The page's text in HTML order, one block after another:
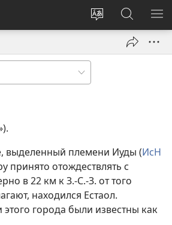
Изменить
Войти
(открывается
окне)
Поиск
по
jw.org
выделенный племени Иуды (ИсН
принято отождествлять с
в 22 км к З.-С.-З. от того
находился Естаол.
города были известны как